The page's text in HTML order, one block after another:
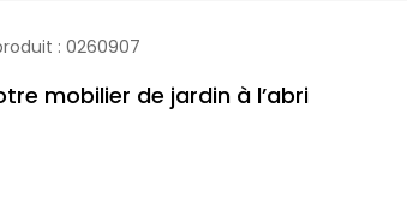
: 0260907
mobilier de jardin à l’abri